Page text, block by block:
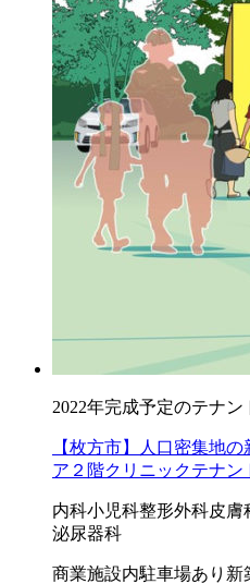
2022年完成予定のテナン
【枚方市】人口密集地
ア２階クリニックテナン
内科小児科整形外科皮膚
泌尿器科
商業施設内駐車場あり 新